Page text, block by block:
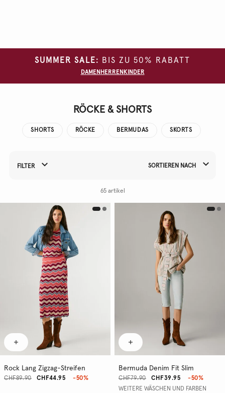
SUMMER SALE: BIS ZU 50% RABATT
DAMEN HERREN KINDER
RÖCKE & SHORTS
SHORTS RÖCKE BERMUDAS SKORTS
Filtern Sie Ihre Ergebnisse nach:
GRÖSSE
FILTER SORTIEREN NACH
65 artikel
Rock Lang Zigzag-Streifen
CHF44.95
CHF89.90 -50%
Bermuda Denim Fit Slim
CHF39.95
CHF79.90
-50%
WEITERE WÄSCHEN UND FARBEN